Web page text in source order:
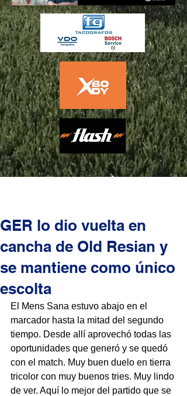
GER lo dio vuelta en
cancha de Old Resian y
se mantiene como único
escolta
El Mens Sana estuvo abajo en el
marcador hasta la mitad del segundo
tiempo. Desde allí aprovechó todas las
oportunidades que generó y se quedó
con el match. Muy buen duelo en tierra
tricolor con muy buenos tries. Muy lindo
de ver. Aquí lo mejor del partido que se